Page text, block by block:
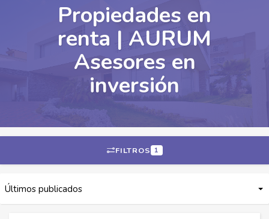
Propiedades en
renta | AURUM
Asesores en
inversión
FILTROS 1